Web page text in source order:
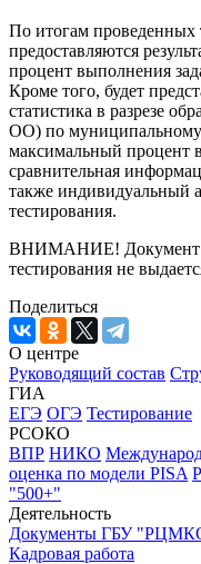
По итогам
предоставляются
процент выполнения
Кроме того, будет
статистика в разрезе
ОО) по
максимальный процент
сравнительная
также индивидуальный
тестирования.
ВНИМАНИЕ! Документ
тестирования не
Поделиться
О центре
Руководящий состав
ГИА
ЕГЭ ОГЭ Тестирование
РСОКО
ВПР НИКО
оценка по модели PISA
"500+"
Деятельность
Документы ГБУ
Кадровая работа